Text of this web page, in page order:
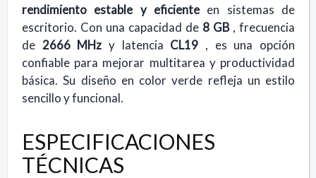
rendimiento estable y eficiente en sistemas de
escritorio. Con una capacidad de 8 GB , frecuencia
de 2666 MHzy latencia CL19 , es una opción
confiable para mejorar multitarea y productividad
básica. Su diseño en color verde refleja un estilo
sencillo y funcional.
ESPECIFICACIONES
TÉCNICAS